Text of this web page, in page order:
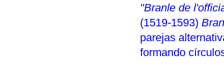
"Branle de
(1519-1593)
parejas
formando